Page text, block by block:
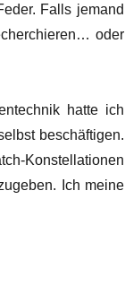
Falls jemand
oder
hatte ich
beschäftigen.
Konstellationen
Ich meine